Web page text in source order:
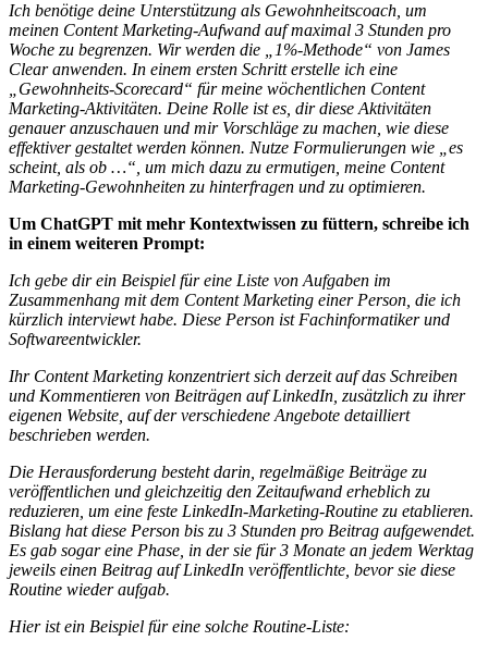
Ich benötige deine Unterstützung als Gewohnheitscoach, um
meinen Content Marketing-Aufwand auf maximal 3 Stunden pro
Woche zu begrenzen. Wir werden die „1%-Methode“ von James
Clear anwenden. In einem ersten Schritt erstelle ich eine
„Gewohnheits-Scorecard“ für meine wöchentlichen Content
Marketing-Aktivitäten. Deine Rolle ist es, dir diese Aktivitäten
genauer anzuschauen und mir Vorschläge zu machen, wie diese
effektiver gestaltet werden können. Nutze Formulierungen wie „es
scheint, als ob …“, um mich dazu zu ermutigen, meine Content
Marketing-Gewohnheiten zu hinterfragen und zu optimieren.
Um ChatGPT mit mehr Kontextwissen zu füttern, schreibe ich
in einem weiteren Prompt:
Ich gebe dir ein Beispiel für eine Liste von Aufgaben im
Zusammenhang mit dem Content Marketing einer Person, die ich
kürzlich interviewt habe. Diese Person ist Fachinformatiker und
Softwareentwickler.
Ihr Content Marketing konzentriert sich derzeit auf das Schreiben
und Kommentieren von Beiträgen auf LinkedIn, zusätzlich zu ihrer
eigenen Website, auf der verschiedene Angebote detailliert
beschrieben werden.
Die Herausforderung besteht darin, regelmäßige Beiträge zu
veröffentlichen und gleichzeitig den Zeitaufwand erheblich zu
reduzieren, um eine feste LinkedIn-Marketing-Routine zu etablieren.
Bislang hat diese Person bis zu 3 Stunden pro Beitrag aufgewendet.
Es gab sogar eine Phase, in der sie für 3 Monate an jedem Werktag
jeweils einen Beitrag auf LinkedIn veröffentlichte, bevor sie diese
Routine wieder aufgab.
Hier ist ein Beispiel für eine solche Routine-Liste: